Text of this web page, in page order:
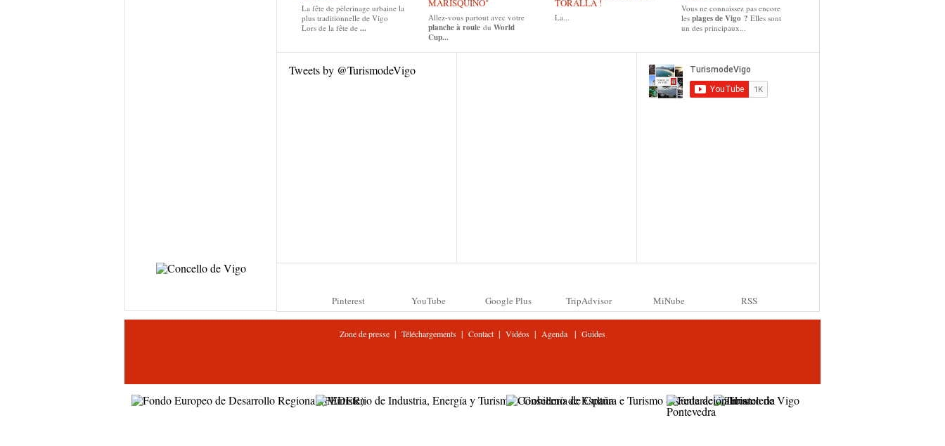
La fête de pèlerinage urbaine la
plus traditionnelle de Vigo
Lors de la fête de ...
MARISQUIÑO"
Allez-vous partout avec votre
planche à roule du World
Cup...
TORALLA !
La...
Vous ne connaissez pas encore
les plages de Vigo ? Elles sont
un des principaux...
Tweets by @TurismodeVigo
Pinterest YouTube Google Plus TripAdvisor MiNube RSS
Zone de presse | Téléchargements | Contact | Vidéos | Agenda | Guides